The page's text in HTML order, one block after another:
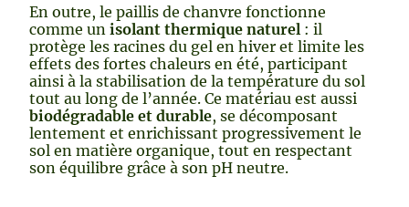
En outre, le paillis de chanvre fonctionne
comme un isolant thermique naturel : il
protège les racines du gel en hiver et limite les
effets des fortes chaleurs en été, participant
ainsi à la stabilisation de la température du sol
tout au long de l’année. Ce matériau est aussi
biodégradable et durable, se décomposant
lentement et enrichissant progressivement le
sol en matière organique, tout en respectant
son équilibre grâce à son pH neutre.